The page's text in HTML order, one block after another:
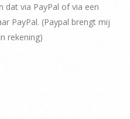
dat via PayPal of via een
PayPal. (Paypal brengt mij
rekening)